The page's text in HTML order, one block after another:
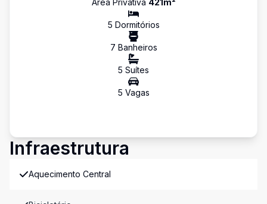
Área Privativa 421m²
5 Dormitórios
7 Banheiros
5 Suítes
5 Vagas
Infraestrutura
Aquecimento Central